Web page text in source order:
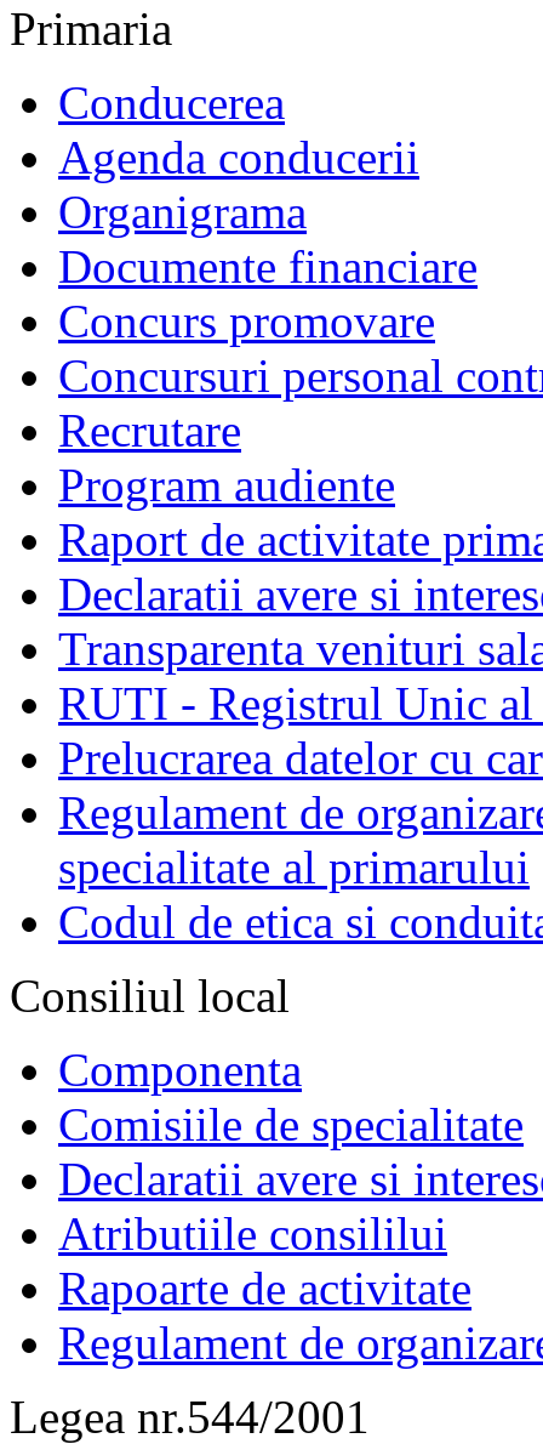
Primaria
Conducerea
Agenda conducerii
Organigrama
Documente financiare
Concurs promovare
Concursuri personal
Recrutare
Program audiente
Raport de activitate
Declaratii avere si
Transparenta venituri
RUTI - Registrul Unic al
Prelucrarea datelor cu
Regulament de
specialitate al primarului
Codul de etica si
Consiliul local
Componenta
Comisiile de specialitate
Declaratii avere si
Atributiile consililui
Rapoarte de activitate
Regulament de
Legea nr.544/2001